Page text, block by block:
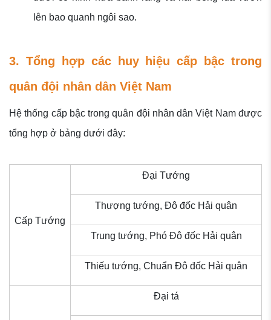
lên bao quanh ngôi sao.
3. Tổng hợp các huy hiệu cấp bậc trong
quân đội nhân dân Việt Nam
Hệ thống cấp bậc trong quân đội nhân dân Việt Nam được
tổng hợp ở bảng dưới đây:
Cấp Tướng
Đại Tướng
Thượng tướng, Đô đốc Hải quân
Trung tướng, Phó Đô đốc Hải quân
Thiếu tướng, Chuẩn Đô đốc Hải quân
Đại tá